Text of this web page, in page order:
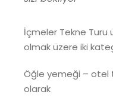
İçmeler Tekne Turu
olmak üzere iki
Öğle yemeği – otel
olarak